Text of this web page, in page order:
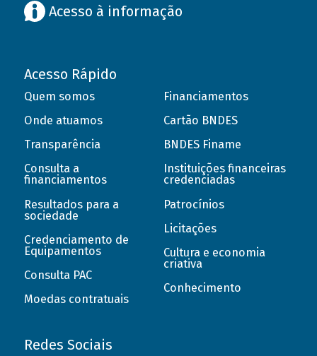
Acesso à informação
Acesso Rápido
Quem somos
Onde atuamos
Transparência
Consulta a
financiamentos
Resultados para a
sociedade
Credenciamento de
Equipamentos
Consulta PAC
Moedas contratuais
Financiamentos
Cartão BNDES
BNDES Finame
Instituições financeiras
credenciadas
Patrocínios
Licitações
Cultura e economia
criativa
Conhecimento
Redes Sociais